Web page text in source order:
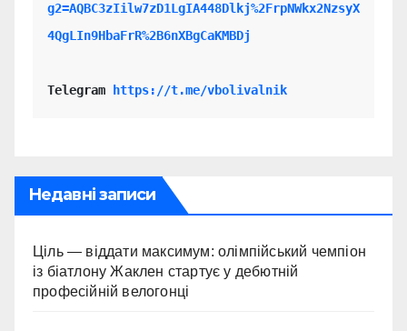
g2=AQBC3zIilw7zD1LgIA448Dlkj%2FrpNWkx2NzsyX
4QgLIn9HbaFrR%2B6nXBgCaKMBDj
Telegram https://t.me/vbolivalnik
Недавні записи
Ціль — віддати максимум: олімпійський чемпіон
із біатлону Жаклен стартує у дебютній
професійній велогонці